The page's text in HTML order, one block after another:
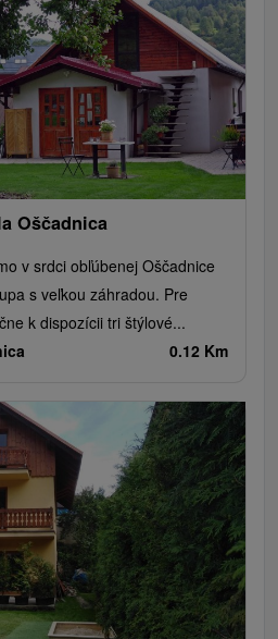
Oščadnica
v srdci obľúbenej Oščadnice
s veľkou záhradou. Pre
k dispozícii tri štýlové...
0.12 Km